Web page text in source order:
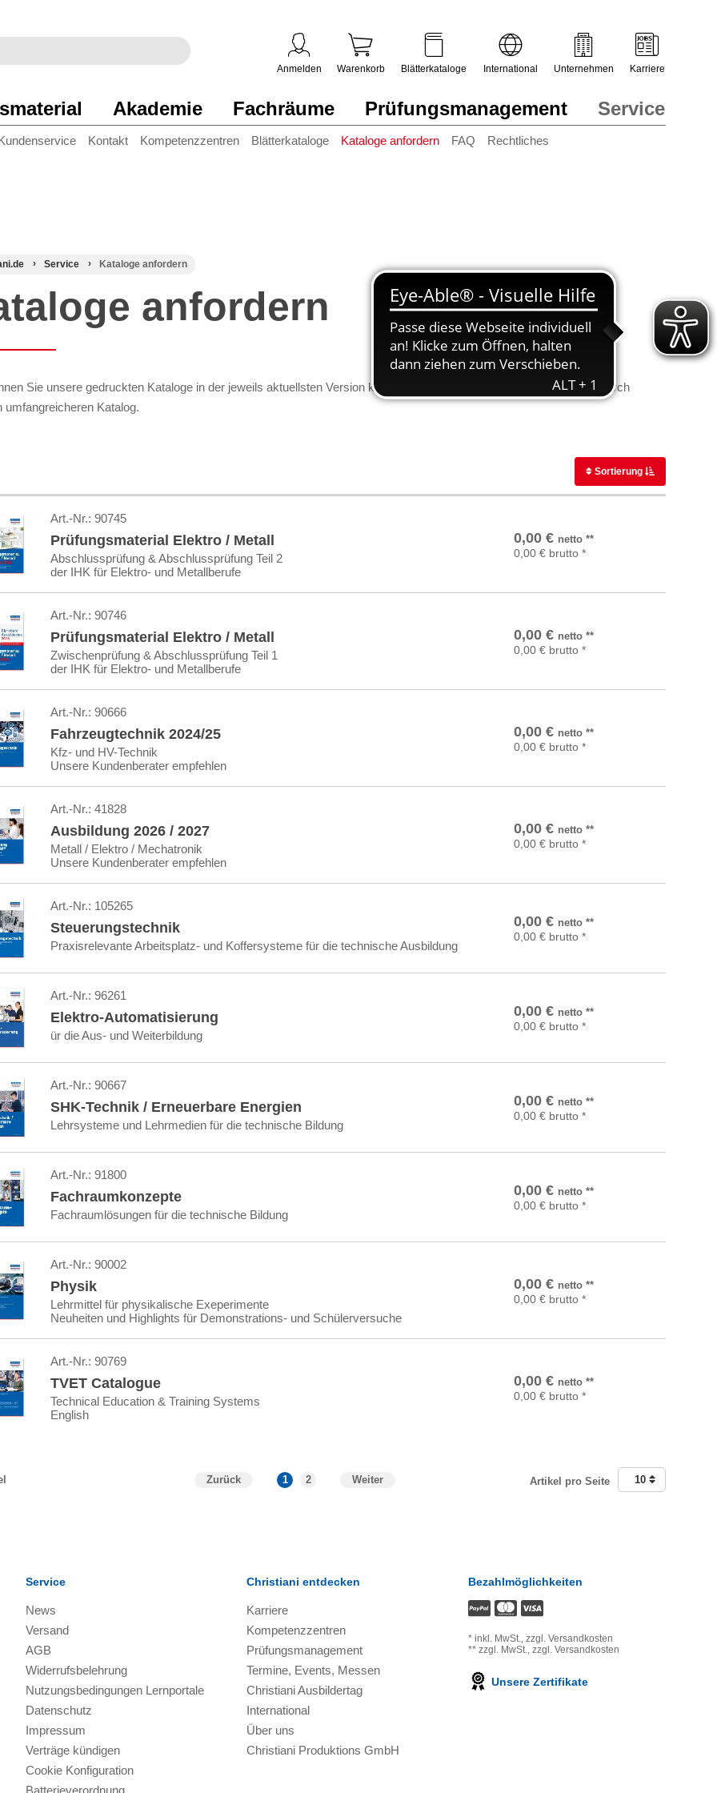
Akademie Fachräume Prüfungsmanagement Service
Kontakt Kompetenzzentren Blätterkataloge Kataloge anfordern FAQ Rechtliches
Anmelden Warenkorb Blätterkataloge International Unternehmen Karriere
Service Kataloge anfordern
anfordern
Sie unsere gedruckten Kataloge in der jeweils aktuellsten Version kostenfrei bestellen. Oder blättern Sieonline
durch
umfangreicheren Katalog.
Sortierung
Art.-Nr.: 90745
Prüfungsmaterial Elektro / Metall
Abschlussprüfung & Abschlussprüfung Teil 2
der IHK für Elektro- und Metallberufe
0,00 € netto**
0,00 € brutto *
Art.-Nr.: 90746
Prüfungsmaterial Elektro / Metall
Zwischenprüfung & Abschlussprüfung Teil 1
der IHK für Elektro- und Metallberufe
0,00 € netto**
0,00 € brutto *
Art.-Nr.: 90666
Fahrzeugtechnik 2024/25
Kfz- und HV-Technik
Unsere Kundenberater empfehlen
0,00 € netto**
0,00 € brutto *
Art.-Nr.: 41828
Ausbildung 2026 / 2027
Metall / Elektro / Mechatronik
Unsere Kundenberater empfehlen
0,00 € netto**
0,00 € brutto *
Art.-Nr.: 105265
Steuerungstechnik
Praxisrelevante Arbeitsplatz- und Koffersysteme für die technische Ausbildung
0,00 € netto**
0,00 € brutto *
Art.-Nr.: 96261
Elektro-Automatisierung
ür die Aus- und Weiterbildung
0,00 € netto**
0,00 € brutto *
Art.-Nr.: 90667
SHK-Technik / Erneuerbare Energien
Lehrsysteme und Lehrmedien für die technische Bildung
0,00 € netto**
0,00 € brutto *
Art.-Nr.: 91800
Fachraumkonzepte
Fachraumlösungen für die technische Bildung
0,00 € netto**
0,00 € brutto *
Art.-Nr.: 90002
Physik
Lehrmittel für physikalische Exeperimente
Neuheiten und Highlights für Demonstrations- und Schülerversuche
0,00 € netto**
0,00 € brutto *
Art.-Nr.: 90769
TVET Catalogue
Technical Education & Training Systems
English
0,00 € netto**
0,00 € brutto *
Zurück 1 2 Weiter Artikel pro Seite 10
Service
News
Versand
AGB
Widerrufsbelehrung
Nutzungsbedingungen Lernportale
Datenschutz
Impressum
Verträge kündigen
Cookie Konfiguration
Batterieverordnung
Christiani entdecken
Karriere
Kompetenzzentren
Prüfungsmanagement
Termine, Events, Messen
Christiani Ausbildertag
International
Über uns
Christiani Produktions GmbH
Bezahlmöglichkeiten
* inkl. MwSt., zzgl. Versandkosten
** zzgl. MwSt., zzgl. Versandkosten
Unsere Zertifikate